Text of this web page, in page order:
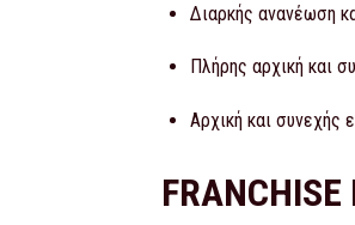
Διαρκής ανανέωση
Πλήρης αρχική και
Αρχική και συνεχής
FRANCHISE